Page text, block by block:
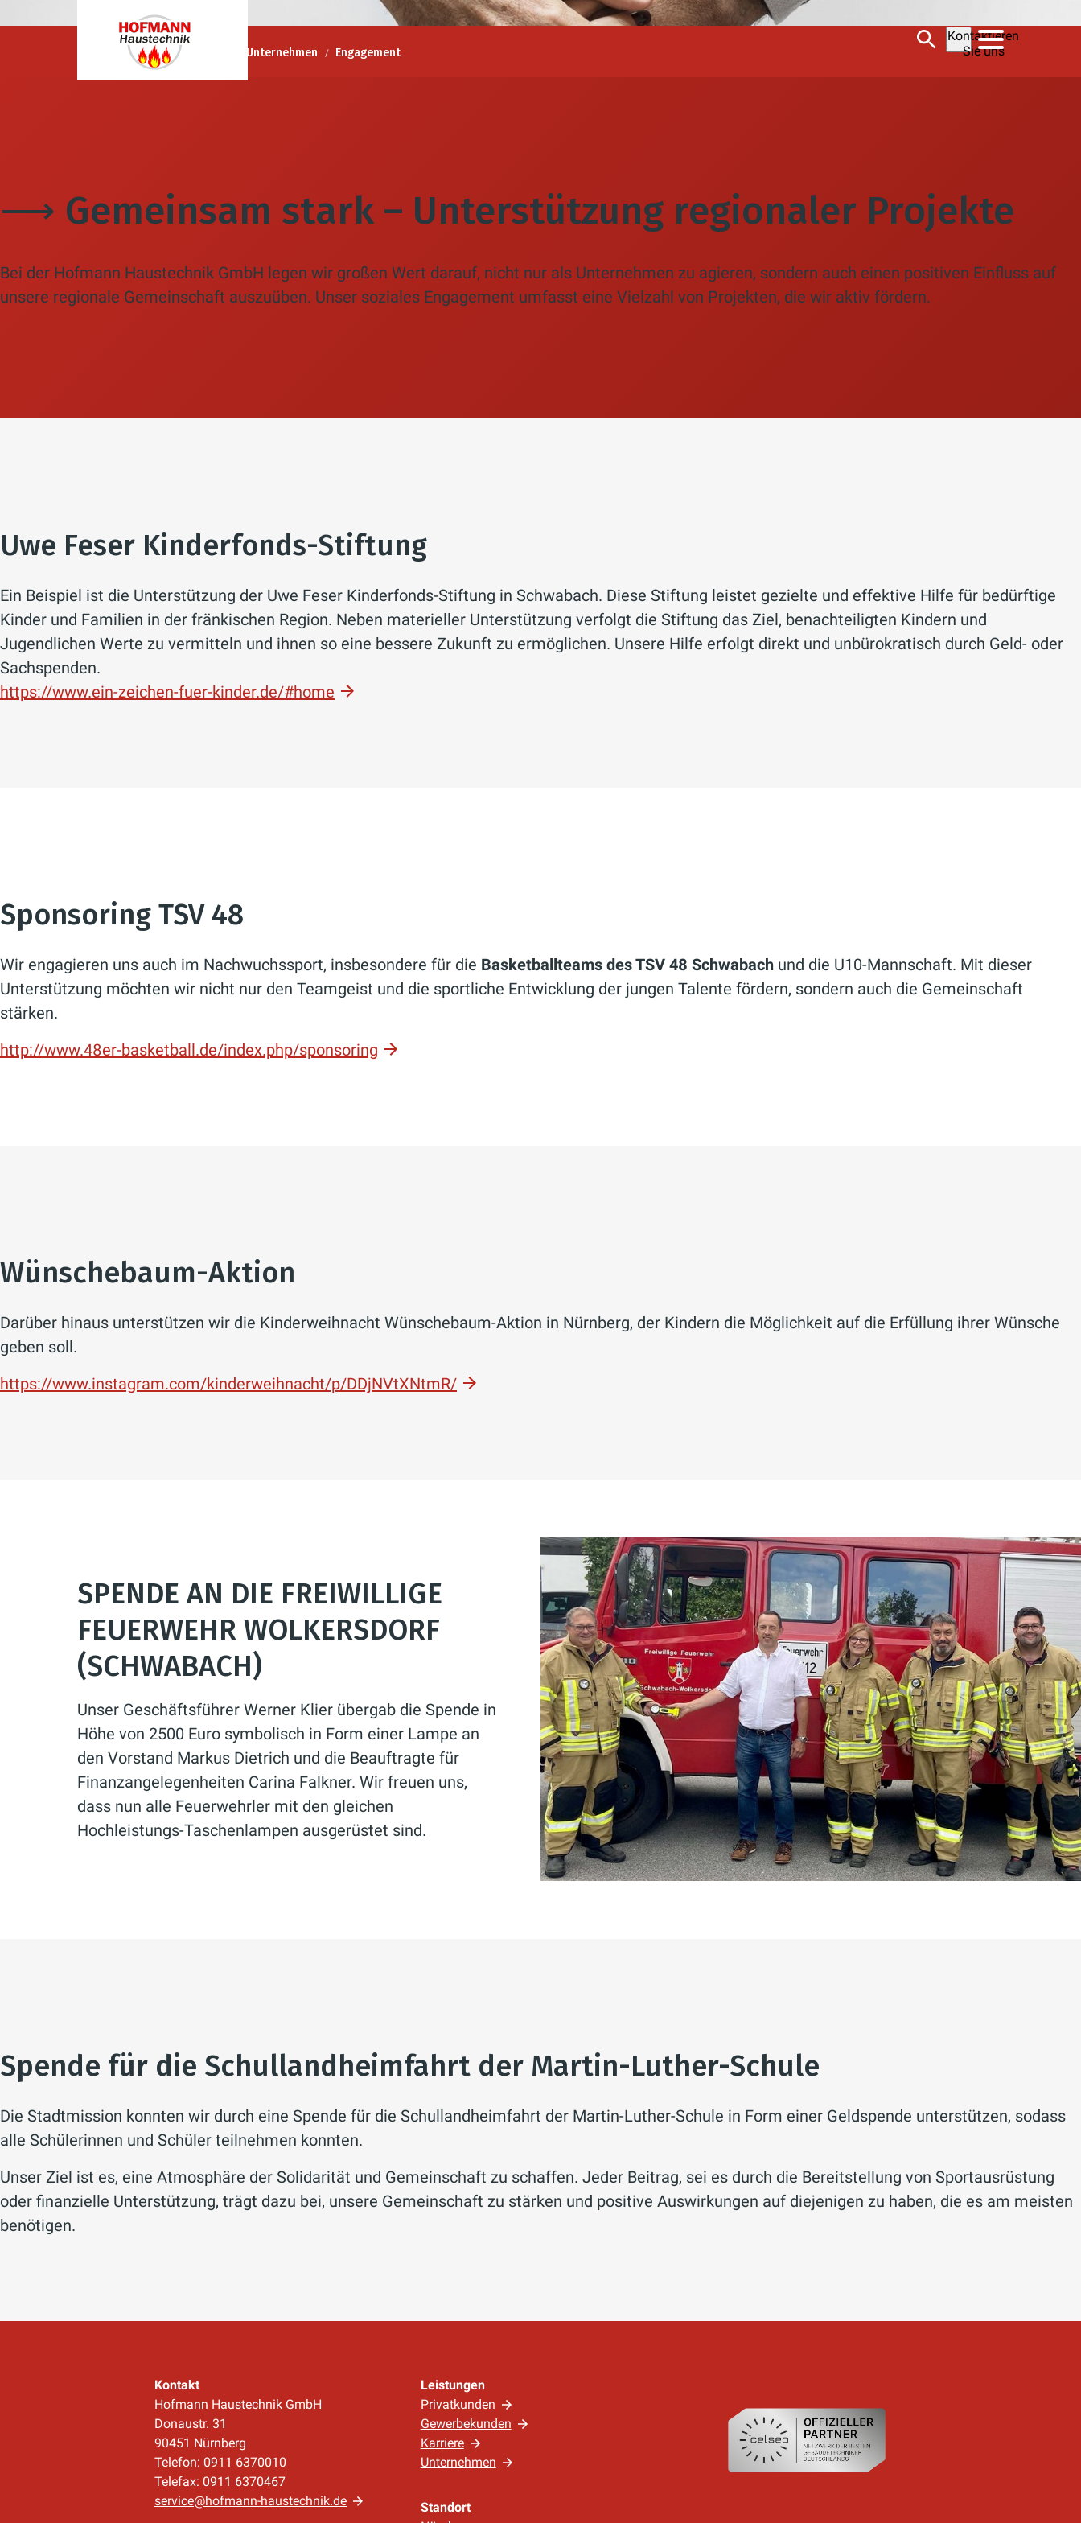
Kontaktieren
Sie uns
Hofmann Haustechnik GmbH Unternehmen Engagement
⟶ Gemeinsam stark – Unterstützung regionaler Projekte
Bei der Hofmann Haustechnik GmbH legen wir großen Wert darauf, nicht nur als Unternehmen zu agieren, sondern auch einen positiven Einfluss auf
unsere regionale Gemeinschaft auszuüben. Unser soziales Engagement umfasst eine Vielzahl von Projekten, die wir aktiv fördern.
Uwe Feser Kinderfonds-Stiftung
Ein Beispiel ist die Unterstützung der Uwe Feser Kinderfonds-Stiftung in Schwabach. Diese Stiftung leistet gezielte und effektive Hilfe für bedürftige
Kinder und Familien in der fränkischen Region. Neben materieller Unterstützung verfolgt die Stiftung das Ziel, benachteiligten Kindern und
Jugendlichen Werte zu vermitteln und ihnen so eine bessere Zukunft zu ermöglichen. Unsere Hilfe erfolgt direkt und unbürokratisch durch Geld- oder
Sachspenden.
https://www.ein-zeichen-fuer-kinder.de/#home
Sponsoring TSV 48
Wir engagieren uns auch im Nachwuchssport, insbesondere für die Basketballteams des TSV 48 Schwabach und die U10-Mannschaft. Mit dieser
Unterstützung möchten wir nicht nur den Teamgeist und die sportliche Entwicklung der jungen Talente fördern, sondern auch die Gemeinschaft
stärken.
http://www.48er-basketball.de/index.php/sponsoring
Wünschebaum-Aktion
Darüber hinaus unterstützen wir die Kinderweihnacht Wünschebaum-Aktion in Nürnberg, der Kindern die Möglichkeit auf die Erfüllung ihrer Wünsche
geben soll.
https://www.instagram.com/kinderweihnacht/p/DDjNVtXNtmR/
SPENDE AN DIE FREIWILLIGE
FEUERWEHR WOLKERSDORF
(SCHWABACH)
Unser Geschäftsführer Werner Klier übergab die Spende in
Höhe von 2500 Euro symbolisch in Form einer Lampe an
den Vorstand Markus Dietrich und die Beauftragte für
Finanzangelegenheiten Carina Falkner. Wir freuen uns,
dass nun alle Feuerwehrler mit den gleichen
Hochleistungs-Taschenlampen ausgerüstet sind.
Spende für die Schullandheimfahrt der Martin-Luther-Schule
Die Stadtmission konnten wir durch eine Spende für die Schullandheimfahrt der Martin-Luther-Schule in Form einer Geldspende unterstützen, sodass
alle Schülerinnen und Schüler teilnehmen konnten.
Unser Ziel ist es, eine Atmosphäre der Solidarität und Gemeinschaft zu schaffen. Jeder Beitrag, sei es durch die Bereitstellung von Sportausrüstung
oder finanzielle Unterstützung, trägt dazu bei, unsere Gemeinschaft zu stärken und positive Auswirkungen auf diejenigen zu haben, die es am meisten
benötigen.
Kontakt
Hofmann Haustechnik GmbH
Donaustr. 31
90451 Nürnberg
Telefon: 0911 6370010
Telefax: 0911 6370467
service@hofmann-haustechnik.de
Leistungen
Privatkunden
Gewerbekunden
Karriere
Unternehmen
Standort